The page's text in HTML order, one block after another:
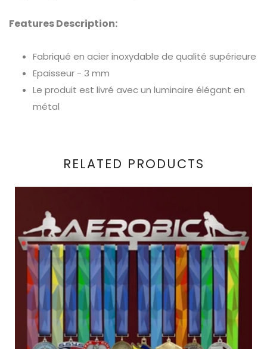
Features Description:
Fabriqué en acier inoxydable de qualité supérieure
Epaisseur - 3 mm
Le produit est livré avec un luminaire élégant en
métal
RELATED PRODUCTS